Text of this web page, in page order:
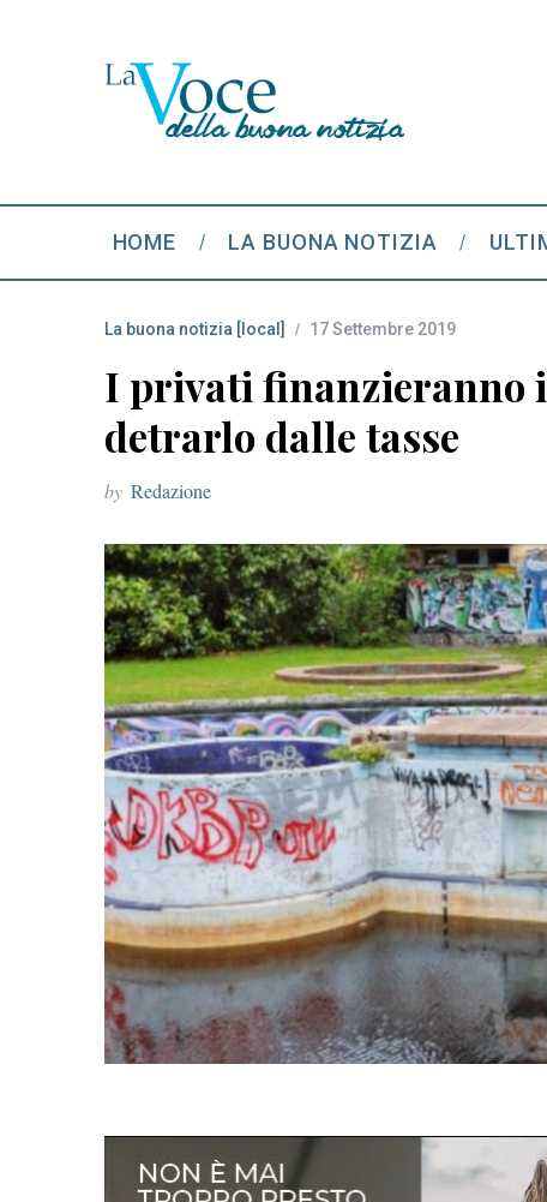
HOME LA BUONA NOTIZIA
La buona notizia [local] 17 Settembre 2019
I privati finanzieranno
detrarlo dalle tasse
by Redazione